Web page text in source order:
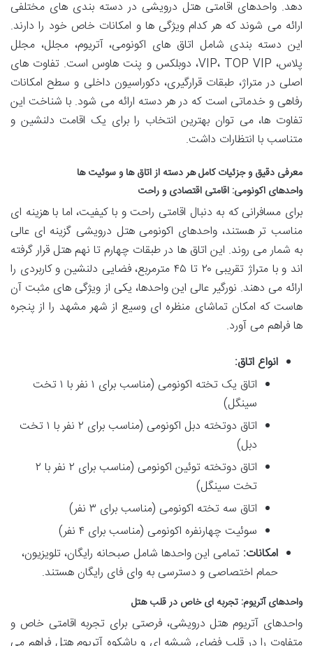
دهد. واحدهای اقامتی هتل درویشی در دسته بندی های مختلفی
ارائه می شوند که هر کدام ویژگی ها و امکانات خاص خود را دارند.
این دسته بندی شامل اتاق های اکونومی، آتریوم، مجلل، مجلل
پلاس، VIP، TOP VIP، دوبلکس و پنت هاوس است. تفاوت های
اصلی در متراژ، طبقات قرارگیری، دکوراسیون داخلی و سطح امکانات
رفاهی و خدماتی است که در هر دسته ارائه می شود. با شناخت این
تفاوت ها، می توان بهترین انتخاب را برای یک اقامت دلنشین و
متناسب با انتظارات داشت.
معرفی دقیق و جزئیات کامل هر دسته از اتاق ها و سوئیت ها
واحدهای اکونومی: اقامتی اقتصادی و راحت
برای مسافرانی که به دنبال اقامتی راحت و با کیفیت، اما با هزینه ای
مناسب تر هستند، واحدهای اکونومی هتل درویشی گزینه ای عالی
به شمار می روند. این اتاق ها در طبقات چهارم تا نهم هتل قرار گرفته
اند و با متراژ تقریبی ۲۰ تا ۴۵ مترمربع، فضایی دلنشین و کاربردی را
ارائه می دهند. نورگیر عالی این واحدها، یکی از ویژگی های مثبت آن
هاست که امکان تماشای منظره ای وسیع از شهر مشهد را از پنجره
ها فراهم می آورد.
انواع اتاق:
اتاق یک تخته اکونومی (مناسب برای ۱ نفر با ۱ تخت
سینگل)
اتاق دوتخته دبل اکونومی (مناسب برای ۲ نفر با ۱ تخت
دبل)
اتاق دوتخته توئین اکونومی (مناسب برای ۲ نفر با ۲
تخت سینگل)
اتاق سه تخته اکونومی (مناسب برای ۳ نفر)
سوئیت چهارنفره اکونومی (مناسب برای ۴ نفر)
امکانات: تمامی این واحدها شامل صبحانه رایگان، تلویزیون،
حمام اختصاصی و دسترسی به وای فای رایگان هستند.
واحدهای آتریوم: تجربه ای خاص در قلب هتل
واحدهای آتریوم هتل درویشی، فرصتی برای تجربه اقامتی خاص و